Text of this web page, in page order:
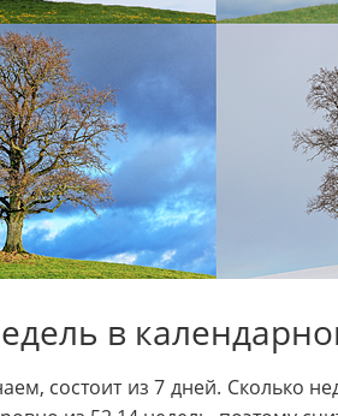
в
состоит из 7 дней. Сколько